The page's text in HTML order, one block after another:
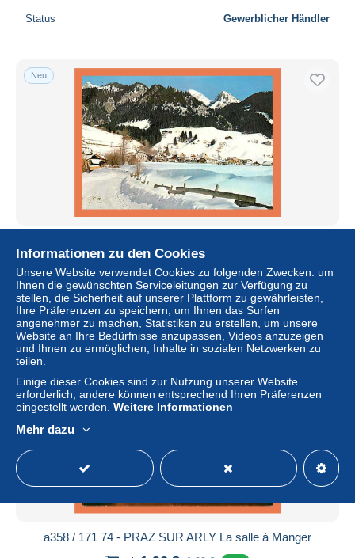
Status Gewerblicher Händler
Neu
Village
± 1,96 $ 1,99 € -15 %
Status Gewerblicher Händler
a358 / 171 74 - PRAZ SUR ARLY La salle à Manger
Informationen zu den Cookies
Unsere Website verwendet Cookies zu folgenden Zwecken: um
Ihnen die gewünschten Serviceleitungen zur Verfügung zu
stellen, die Sicherheit auf unserer Plattform zu gewährleisten,
Ihre Präferenzen zu speichern, um Ihnen das Surfen
angenehmer zu machen, Statistiken zu erstellen, um unsere
Website an Ihre Bedürfnisse anzupassen, Videos anzuzeigen
und Ihnen zu ermöglichen, Inhalte in sozialen Netzwerken zu
teilen.
Einige dieser Cookies sind zur Nutzung unserer Website
erforderlich, andere können entsprechend Ihren Präferenzen
eingestellt werden. Weitere Informationen
Mehr dazu